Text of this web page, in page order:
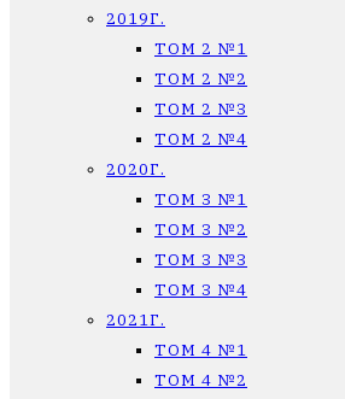
2019Г.
ТОМ 2 №1
ТОМ 2 №2
ТОМ 2 №3
ТОМ 2 №4
2020Г.
ТОМ 3 №1
ТОМ 3 №2
ТОМ 3 №3
ТОМ 3 №4
2021Г.
ТОМ 4 №1
ТОМ 4 №2